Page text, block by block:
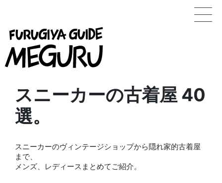
スニーカーの古着屋 40
選。
スニーカーのヴィンテージショップから隠れ家的古着屋
まで、
メンズ、レディースまとめてご紹介。